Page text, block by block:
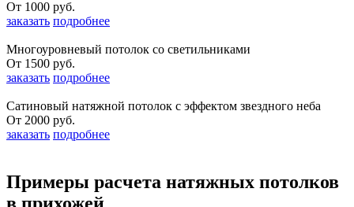
От 1000 руб.
заказать подробнее
Многоуровневый потолок со светильниками
От 1500 руб.
заказать подробнее
Сатиновый натяжной потолок с эффектом звездного неба
От 2000 руб.
заказать подробнее
Примеры расчета натяжных потолков